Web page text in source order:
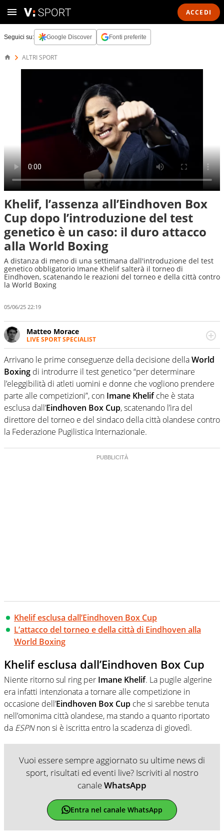
ACCEDI
Seguici su: Google Discover Fonti preferite
ALTRI SPORT
Khelif, l’assenza all’Eindhoven Box
Cup dopo l’introduzione del test
genetico è un caso: il duro attacco
alla World Boxing
A distanza di meno di una settimana dall'introduzione del test
genetico obbligatorio Imane Khelif salterà il torneo di
Eindhoven, scatenando le reazioni del torneo e della città contro
la World Boxing
05/06/25 22:19
Matteo Morace
LIVE SPORT SPECIALIST
La multimedialità quale approccio personale e
professionale. Ama raccontare lo sport focalizzando ogni
attenzione sul tempo reale: la verità della dirette non
sono opinioni ma fatti
Arrivano le prime conseguenze della decisione dellaWorld
Boxing di introdurre il test genetico “per determinare
l’eleggibilità di atleti uomini e donne che vogliono prendere
parte alle competizioni”, con Imane Khelifche è stata
esclusa dall’Eindhoven Box Cup, scatenando l’ira del
direttore del torneo e del sindaco della città olandese contro
la Federazione Pugilistica Internazionale.
Khelif esclusa dall’Eindhoven Box Cup
L’attacco del torneo e della città di Eindhoven alla
World Boxing
Khelif esclusa dall’Eindhoven Box Cup
Niente ritorno sul ring per Imane Khelif. La pugile algerine
era infatti intenzionata a tornare alle competizione in
occasione dell’Eindhoven Box Cup che si sarebbe tenuta
nell’omonima città olandese, ma stando a quanto riportato
da ESPNnon si è iscritta entro la scadenza di giovedì.
Vuoi essere sempre aggiornato su ultime news di
sport, risultati ed eventi live? Iscriviti al nostro
canaleWhatsApp
Entra nel canale WhatsApp